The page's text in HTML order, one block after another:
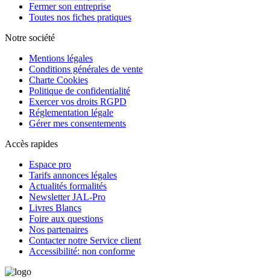
Fermer son entreprise
Toutes nos fiches pratiques
Notre société
Mentions légales
Conditions générales de vente
Charte Cookies
Politique de confidentialité
Exercer vos droits RGPD
Réglementation légale
Gérer mes consentements
Accès rapides
Espace pro
Tarifs annonces légales
Actualités formalités
Newsletter JAL-Pro
Livres Blancs
Foire aux questions
Nos partenaires
Contacter notre Service client
Accessibilité: non conforme